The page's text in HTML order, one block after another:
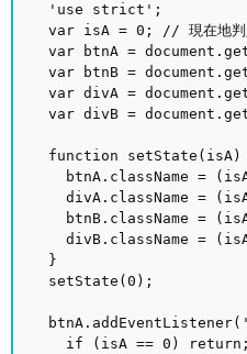
'use strict';
var isA = 0; // 現在地判
var btnA =
var btnB =
var divA =
var divB =
function
btnA.className =
divA.className = (isA
btnB.className =
divB.className = (isA
}
setState(0);
if (isA == 0) return;